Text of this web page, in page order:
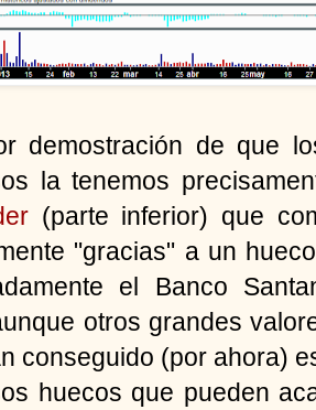
demostración de que
la tenemos
(parte inferior) que
"gracias" a un
el Banco
otros grandes
conseguido (por ahora)
huecos que pueden